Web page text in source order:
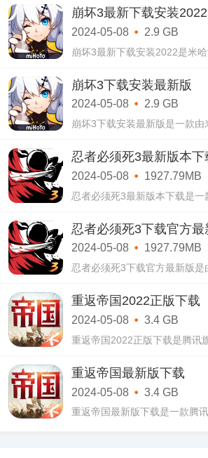
聘下载2022安卓最新版它的画
洁的。
崩坏3最新下载安装2022
2024-05-08 2.9 GB
崩坏3最新下载安装2022是米哈
下载安装2022游戏采用了3D的
人物都绘制得生动形象，在游戏
选择一位
崩坏3下载安装最新版
2024-05-08 2.9 GB
崩坏3下载安装最新版是一款由
装最新版游戏承接了崩坏学园2
界遭受到了一个名叫崩坏的灾害
民不
忍者必须死3最新版本下
2024-05-08 1927.79MB
忍者必须死3最新版本下载是一
在这款名为忍者必须死3最新版
游中，拥有着诸多海量的游戏
忍者必须死3下载官方最
2024-05-08 1927.79MB
忍者必须死3下载官方最新版是
忍者必须死3下载官方最新版中
忍者人物供玩家任意选择！
重返帝国2022正版下载
2024-05-08 3.4 GB
重返帝国2022正版下载是腾讯
戏当中我们可以看到各个国家历
传奇英雄人物，我们可以招募英
不同的兵
重返帝国最新版下载
2024-05-08 3.4 GB
重返帝国最新版下载是一款腾